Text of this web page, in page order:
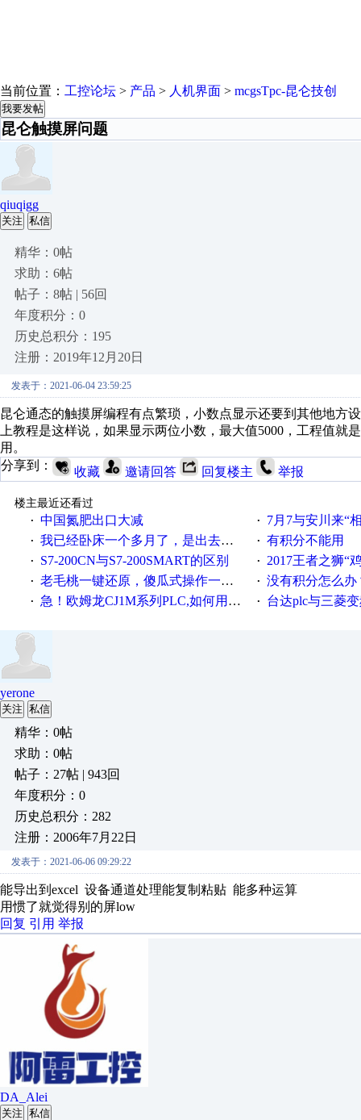
当前位置： 工控论坛 > 产品 > 人机界面 > mcgsTpc-昆仑技创
我要发帖
昆仑触摸屏问题
qiuqigg
关注 私信
精华：0帖
求助：6帖
帖子：8帖 | 56回
年度积分：0
历史总积分：195
注册：2019年12月20日
发表于：2021-06-04 23:59:25
昆仑通态的触摸屏编程有点繁琐，小数点显示还要到其他地方
上教程是这样说，如果显示两位小数，最大值5000，工程值就
用。
分享到：
收藏 邀请回答 回复楼主 举报
楼主最近还看过
· 中国氮肥出口大减 · 7月7与安川来“
· 我已经卧床一个多月了，是出去安装机械手在高速遭遇车祸所致:大家工作都要特别注意啊 · 有积分不能用
· S7-200CN与S7-200SMART的区别 · 2017王者之狮“鸡”情签到
· 老毛桃一键还原，傻瓜式操作一键轻松备份还原；程序为向导式安装，一键即可实现自动备份或还原系统。 · 没有积分怎么办
· 急！欧姆龙CJ1M系列PLC,如何用时间控制变频器。要求时间在组态王中可以自由输入！拜托各位大神了！ · 台达plc与三菱
yerone
关注 私信
精华：0帖
求助：0帖
帖子：27帖 | 943回
年度积分：0
历史总积分：282
注册：2006年7月22日
发表于：2021-06-06 09:29:22
能导出到excel 设备通道处理能复制粘贴 能多种运算
用惯了就觉得别的屏low
回复 引用 举报
DA_Alei
关注 私信